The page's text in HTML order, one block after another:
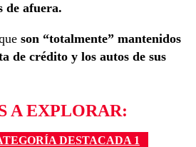
de afuera.
son “totalmente” mantenidos
de crédito y los autos de sus
A EXPLORAR:
DESTACADA 1